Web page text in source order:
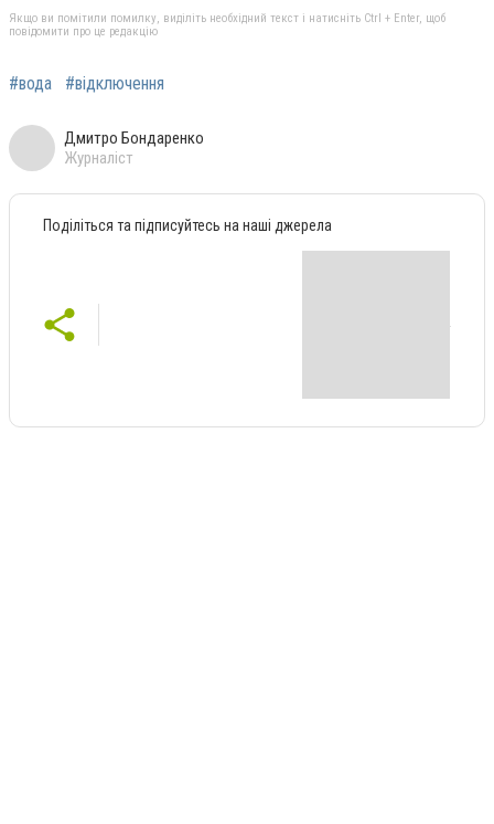
Якщо ви помітили помилку, виділіть необхідний текст і натисніть Ctrl + Enter, щоб
повідомити про це редакцію
#вода #відключення
Дмитро Бондаренко
Журналіст
Поділіться та підписуйтесь на наші джерела